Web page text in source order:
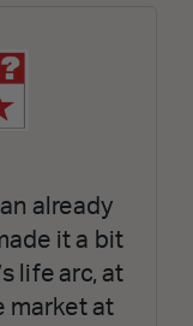
already
it a bit
life arc, at
market at